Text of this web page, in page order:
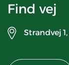
Find vej
Strandvej 1,